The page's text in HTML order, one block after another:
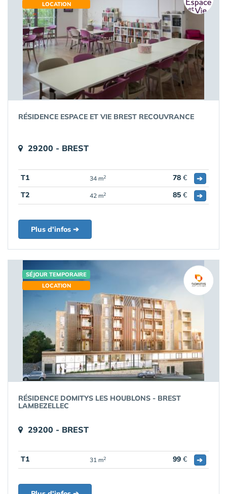
LOCATION
RÉSIDENCE ESPACE ET VIE BREST RECOUVRANCE
29200 - BREST
T1 34 m2 78 €
➔
T2
42 m2 85 € ➔
Plus d'infos ➔
SÉJOUR TEMPORAIRE
LOCATION
RÉSIDENCE DOMITYS LES HOUBLONS - BREST
LAMBEZELLEC
29200 - BREST
T1 31 m2 99 € ➔